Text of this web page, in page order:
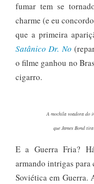
fumar tem se
charme (e eu
que a primeira
Satânico Dr. No
o filme ganhou no
cigarro.
A mochila voadora do
que James Bond
E a Guerra Fria?
armando intrigas para
Soviética em Guerra.